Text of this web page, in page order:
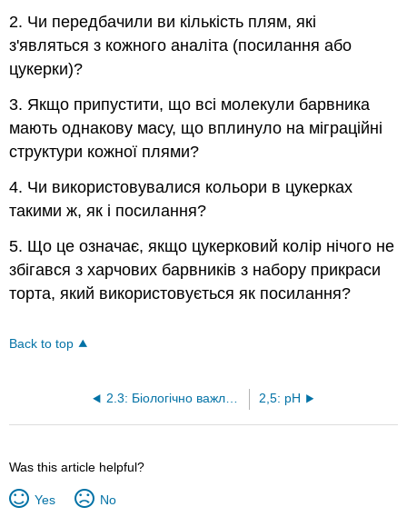
2. Чи передбачили ви кількість плям, які
з'являться з кожного аналіта (посилання або
цукерки)?
3. Якщо припустити, що всі молекули барвника
мають однакову масу, що вплинуло на міграційні
структури кожної плями?
4. Чи використовувалися кольори в цукерках
такими ж, як і посилання?
5. Що це означає, якщо цукерковий колір нічого не
збігався з харчових барвників з набору прикраси
торта, який використовується як посилання?
Back to top
2.3: Біологічно важливі макромолекули 2,5: рН
Was this article helpful?
Yes No